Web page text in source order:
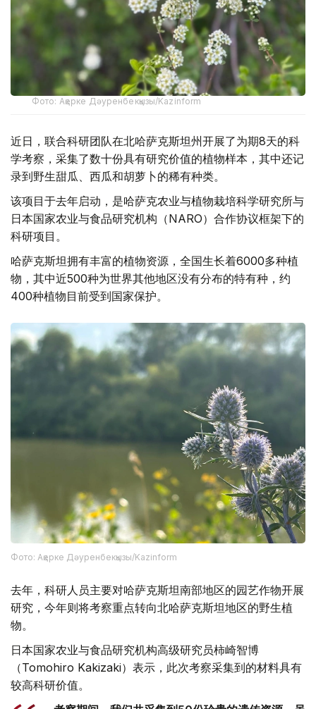
Фото: Ақерке Дәуренбекқызы/Kazinform
近日，联合科研团队在北哈萨克斯坦州开展了为期8天的科
学考察，采集了数十份具有研究价值的植物样本，其中还记
录到野生甜瓜、西瓜和胡萝卜的稀有种类。
该项目于去年启动，是哈萨克农业与植物栽培科学研究所与
日本国家农业与食品研究机构（NARO）合作协议框架下的
科研项目。
哈萨克斯坦拥有丰富的植物资源，全国生长着6000多种植
物，其中近500种为世界其他地区没有分布的特有种，约
400种植物目前受到国家保护。
Фото: Ақерке Дәуренбекқызы/Kazinform
去年，科研人员主要对哈萨克斯坦南部地区的园艺作物开展
研究，今年则将考察重点转向北哈萨克斯坦地区的野生植
物。
日本国家农业与食品研究机构高级研究员柿崎智博
（Tomohiro Kakizaki）表示，此次考察采集到的材料具有
较高科研价值。